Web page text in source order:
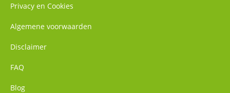
Privacy en Cookies
Algemene voorwaarden
Disclaimer
FAQ
Blog